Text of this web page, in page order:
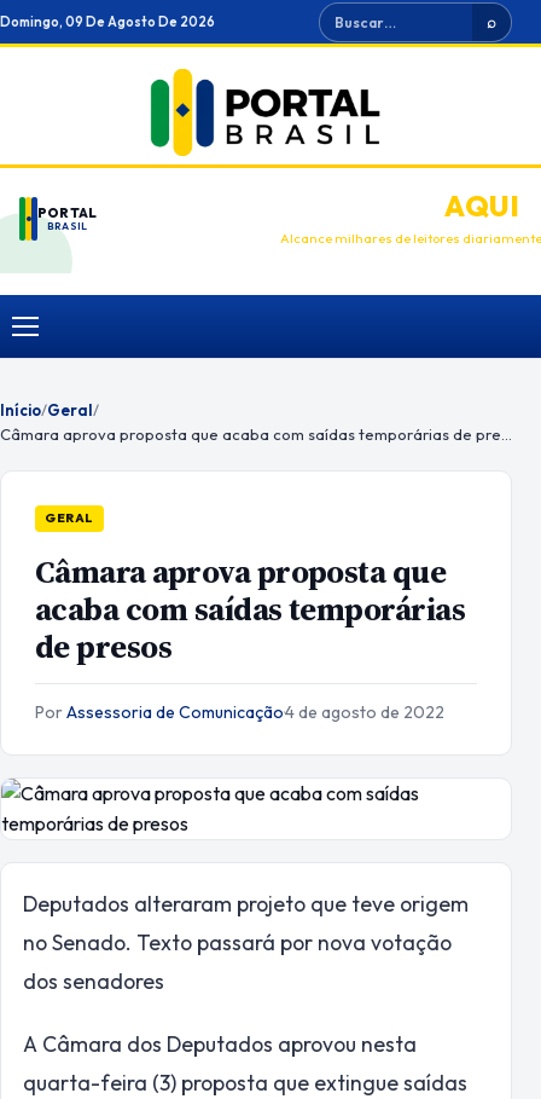
Ir
para
Domingo, 09 De Agosto De 2026 Buscar ⌕
PORTAL
BRASIL
ANUNCIEAQUI
Alcance milhares de leitores diariamente
Menu
Início/Geral/
GERAL
Câmara aprova proposta que
acaba com saídas temporárias
de presos
PorAssessoria de Comunicação·4 de agosto de 2022
Deputados alteraram projeto que teve origem
no Senado. Texto passará por nova votação
dos senadores
A Câmara dos Deputados aprovou nesta
quarta-feira (3) proposta que extingue saídas